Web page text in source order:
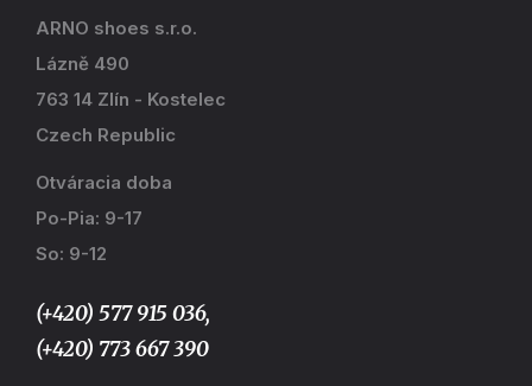
ARNO shoes s.r.o.
Lázně 490
763 14 Zlín - Kostelec
Czech Republic
Otváracia doba
Po-Pia: 9-17
So: 9-12
(+420) 577 915 036,
(+420) 773 667 390